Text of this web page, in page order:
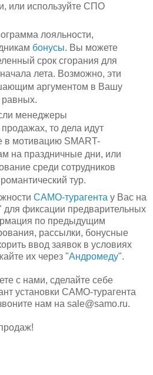
или используйте СПО
лояльности,
бонусы. Вы можете
срок сгорания для
лета. Возможно, эти
аргументом в Вашу
равных.
менеджеры
то дела идут
в мотивацию SMART-
на праздничные дни, или
среди сотрудников
тур.
САМО-турагента у Вас на
фиксации предварительных
по предыдущим
рассылки, бонусные
ввод заявок в условиях
их через "Андромеду".
с нами, сделайте себе
установки САМО-турагента
нам на sale@samo.ru.